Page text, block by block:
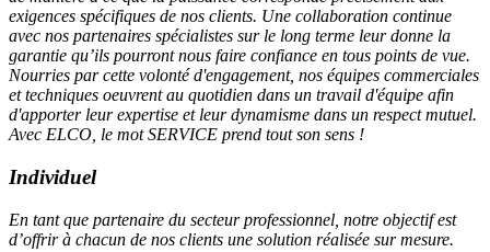
exigences spécifiques de nos clients. Une collaboration continue
avec nos partenaires spécialistes sur le long terme leur donne la
garantie qu’ils pourront nous faire confiance en tous points de vue.
Nourries par cette volonté d'engagement, nos équipes commerciales
et techniques oeuvrent au quotidien dans un travail d'équipe afin
d'apporter leur expertise et leur dynamisme dans un respect mutuel.
Avec ELCO, le mot SERVICE prend tout son sens !
Individuel
En tant que partenaire du secteur professionnel, notre objectif est
d’offrir à chacun de nos clients une solution réalisée sur mesure.